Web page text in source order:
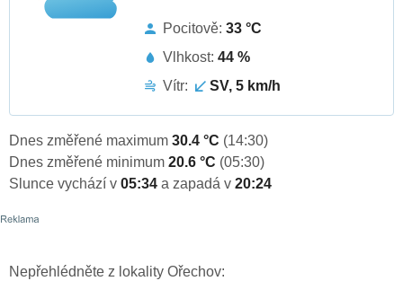
Pocitově: 33 °C
Vlhkost: 44 %
Vítr:
SV, 5 km/h
Dnes změřené maximum 30.4 °C (14:30)
Dnes změřené minimum 20.6 °C (05:30)
Slunce vychází v 05:34 a zapadá v 20:24
Nepřehlédněte z lokality Ořechov: